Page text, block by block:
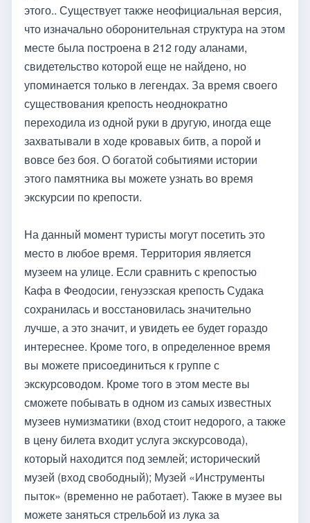
этого.. Существует также неофициальная версия,
что изначально оборонительная структура на этом
месте была построена в 212 году аланами,
свидетельство которой еще не найдено, но
упоминается только в легендах. За время своего
существования крепость неоднократно
переходила из одной руки в другую, иногда еще
захватывали в ходе кровавых битв, а порой и
вовсе без боя. О богатой событиями истории
этого памятника вы можете узнать во время
экскурсии по крепости.
На данный момент туристы могут посетить это
место в любое время. Территория является
музеем на улице. Если сравнить с крепостью
Кафа в Феодосии, генуэзская крепость Судака
сохранилась и восстановилась значительно
лучше, а это значит, и увидеть ее будет гораздо
интереснее. Кроме того, в определенное время
вы можете присоединиться к группе с
экскурсоводом. Кроме того в этом месте вы
сможете побывать в одном из самых известных
музеев нумизматики (вход стоит недорого, а также
в цену билета входит услуга экскурсовода),
который находится под землей; исторический
музей (вход свободный); Музей «Инструменты
пыток» (временно не работает). Также в музее вы
можете заняться стрельбой из лука за